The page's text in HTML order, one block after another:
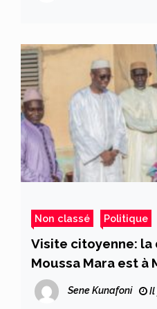
Non classé Politique
Visite citoyenne:
Moussa Mara est à
Sene Kunafoni Il